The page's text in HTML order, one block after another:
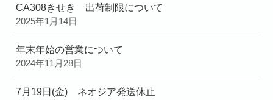
CA308きせき 出荷制限について
2025年1月14日
年末年始の営業について
2024年11月28日
7月19日(金) ネオジア発送休止